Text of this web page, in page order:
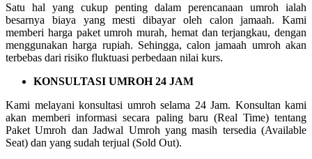
Satu hal yang cukup penting dalam perencanaan umroh ialah
besarnya biaya yang mesti dibayar oleh calon jamaah. Kami
memberi harga paket umroh murah, hemat dan terjangkau, dengan
menggunakan harga rupiah. Sehingga, calon jamaah umroh akan
terbebas dari risiko fluktuasi perbedaan nilai kurs.
KONSULTASI UMROH 24 JAM
Kami melayani konsultasi umroh selama 24 Jam. Konsultan kami
akan memberi informasi secara paling baru (Real Time) tentang
Paket Umroh dan Jadwal Umroh yang masih tersedia (Available
Seat) dan yang sudah terjual (Sold Out).